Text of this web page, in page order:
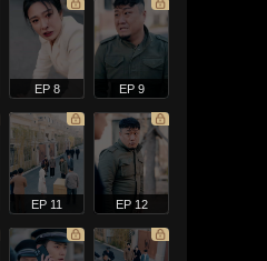
EP 8 EP 9
EP 11 EP 12